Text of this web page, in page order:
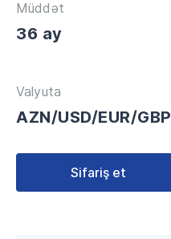
Müddət
36 ay
Valyuta
AZN/USD/EUR/GBP
Sifariş et